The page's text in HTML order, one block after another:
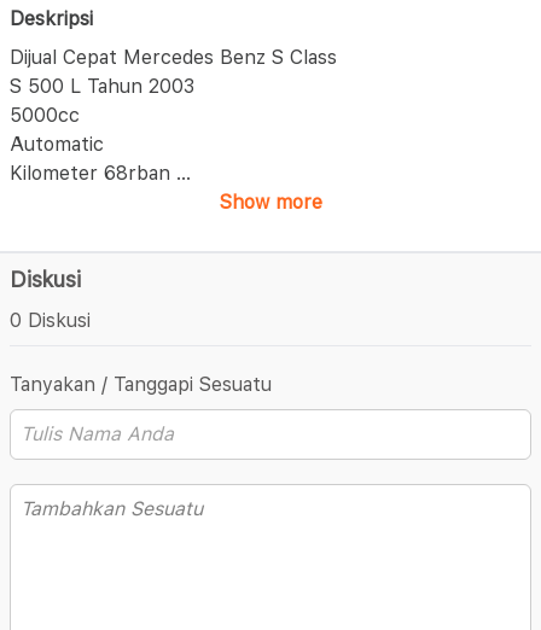
Deskripsi
Dijual Cepat Mercedes Benz S Class
S 500 L Tahun 2003
5000cc
Automatic
Kilometer 68rban ...
Show more
Diskusi
0 Diskusi
Tanyakan / Tanggapi Sesuatu